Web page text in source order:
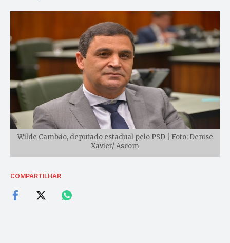
Wilde Cambão, deputado estadual pelo PSD | Foto: Denise
Xavier/ Ascom
COMPARTILHAR